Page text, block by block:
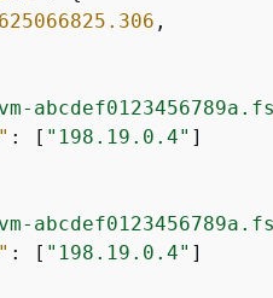
,
: [ "198.19.0.4" ]
: [ "198.19.0.4" ]